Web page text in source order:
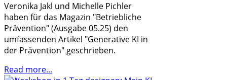
Veronika Jakl und Michelle Pichler
haben für das Magazin "Betriebliche
Prävention" (Ausgabe 05.25) den
umfassenden Artikel "Generative KI in
der Prävention" geschrieben.
Read more...